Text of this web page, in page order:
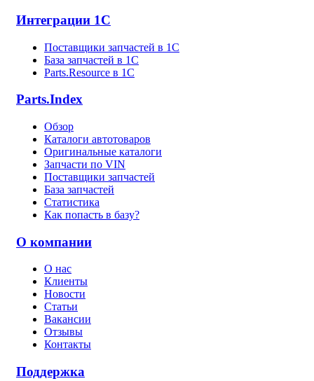
Интеграции 1С
Поставщики запчастей в 1C
База запчастей в 1С
Parts.Resource в 1C
Parts.Index
Обзор
Каталоги автотоваров
Оригинальные каталоги
Запчасти по VIN
Поставщики запчастей
База запчастей
Статистика
Как попасть в базу?
О компании
О нас
Клиенты
Новости
Статьи
Вакансии
Отзывы
Контакты
Поддержка